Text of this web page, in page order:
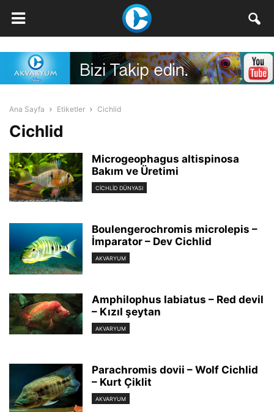
Ana Sayfa Etiketler Cichlid
Cichlid
Microgeophagus altispinosa
Bakım ve Üretimi
CICHLID DÜNYASI
Boulengerochromis microlepis –
İmparator – Dev Cichlid
AKVARYUM
Amphilophus labiatus – Red devil
– Kızıl şeytan
AKVARYUM
Parachromis dovii – Wolf Cichlid
– Kurt Çiklit
AKVARYUM